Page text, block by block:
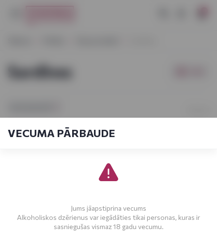
Sardīnes
VECUMA PĀRBAUDE
Jums jāapstiprina vecums
Alkoholiskos dzērienus var iegādāties tikai personas, kuras ir
sasniegušas vismaz 18 gadu vecumu.